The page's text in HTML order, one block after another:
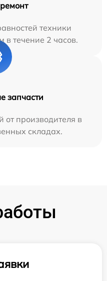
техники
в течение 2 часов.
запчасти
от производителя в
складах.